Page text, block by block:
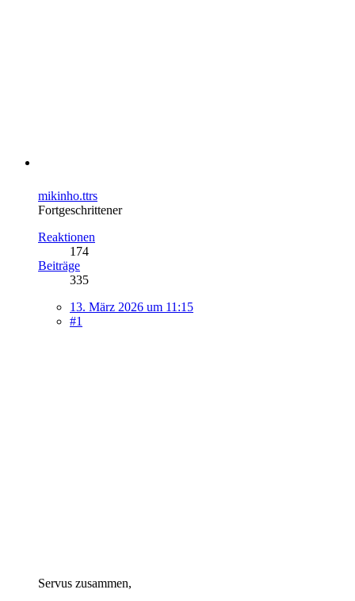
mikinho.ttrs
Fortgeschrittener
Reaktionen
174
Beiträge
335
13. März 2026 um 11:15
#1
Servus zusammen,